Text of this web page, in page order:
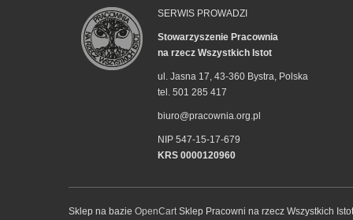
SERWIS PROWADZI
Stowarzyszenie Pracownia
na rzecz Wszystkich Istot
ul. Jasna 17, 43-360 Bystra, Polska
tel. 501 285 417
biuro@pracownia.org.pl
NIP 547-15-17-679
KRS 0000120960
Sklep na bazie OpenCartSklep Pracowni na rzecz Wszystkich